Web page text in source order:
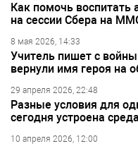
Как помочь воспитать
на сессии Сбера на
8 мая 2026, 14:33
Учитель пишет с
вернули имя героя на
29 апреля 2026, 22:48
Разные условия для
сегодня устроена
10 апреля 2026, 12:00